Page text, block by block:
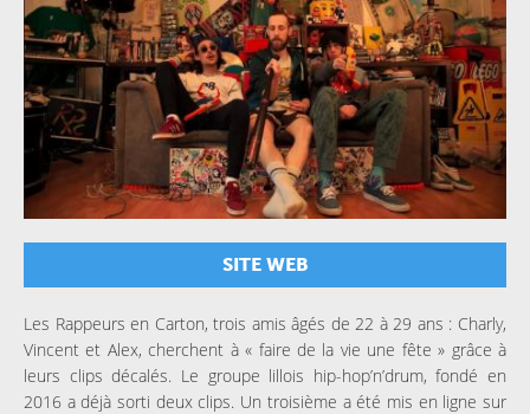
SITE WEB
Les Rappeurs en Carton, trois amis âgés de 22 à 29 ans : Charly,
Vincent et Alex, cherchent à « faire de la vie une fête » grâce à
leurs clips décalés. Le groupe lillois hip-hop’n’drum, fondé en
2016 a déjà sorti deux clips. Un troisième a été mis en ligne sur